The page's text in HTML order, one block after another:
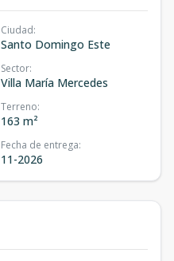
Ciudad:
Santo Domingo Este
Sector:
Villa María Mercedes
Terreno:
163 m²
Fecha de entrega:
11-2026